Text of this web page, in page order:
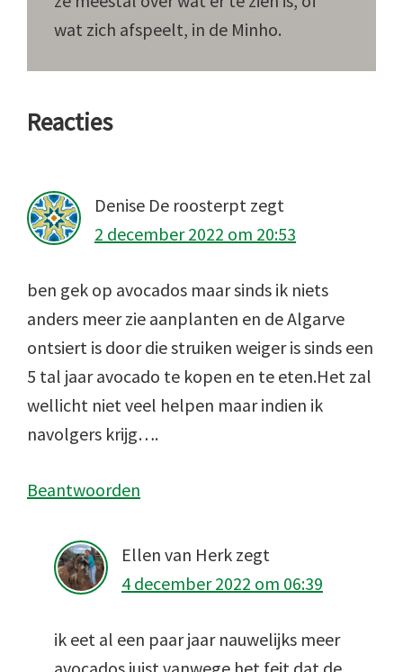
wat zich afspeelt, in de Minho.
Lees
Reacties
Denise De roosterpt zegt
2 december 2022 om 20:53
ben gek op avocados maar sinds ik niets
anders meer zie aanplanten en de Algarve
ontsiert is door die struiken weiger is sinds een
5 tal jaar avocado te kopen en te eten.Het zal
wellicht niet veel helpen maar indien ik
navolgers krijg….
Beantwoorden
Ellen van Herk zegt
4 december 2022 om 06:39
ik eet al een paar jaar nauwelijks meer